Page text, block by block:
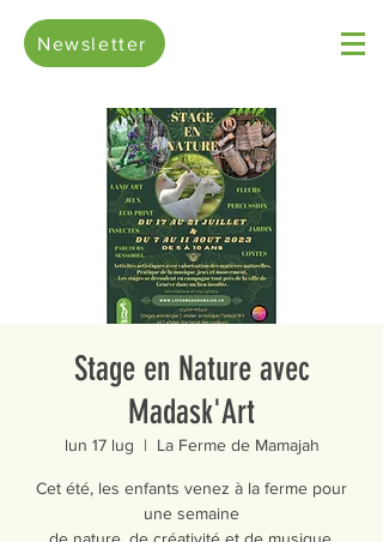
Newsletter
Stage en Nature avec
Madask'Art
lun 17 lug
  |
La Ferme de Mamajah
Cet été, les enfants venez à la ferme pour
une semaine